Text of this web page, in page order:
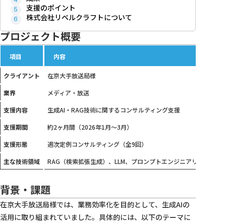
支援のポイント
株式会社リベルクラフトについて
プロジェクト概要
項目 内容
クライアント
在京大手放送局様
業界
メディア・放送
支援内容
生成AI・RAG技術に関するコンサルティング支援
支援期間
約2ヶ月間（2026年1月〜3月）
支援形態
週次定例コンサルティング（全9回）
主な技術領域
RAG（検索拡張生成）、LLM、プロンプトエンジニアリング
背景・課題
在京大手放送局様では、業務効率化を目的として、生成AIの
活用に取り組まれていました。具体的には、以下のテーマに